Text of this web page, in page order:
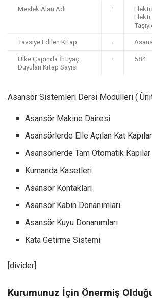
Meslek Alan Adı :
Tavsiye Edilen Kitap :
Ülke Çapında İhtiyaç
Duyulan Kitap Sayısı
: 584
Asansör Sistemleri Dersi Modülleri (
Asansör Makine Dairesi
Asansörlerde Elle Açılan Kat
Asansörlerde Tam Otomatik Kapılar
Kumanda Kasetleri
Asansör Kontakları
Asansör Kabin Donanımları
Asansör Kuyu Donanımları
Kata Getirme Sistemi
[divider]
Kurumunuz İçin Önermiş